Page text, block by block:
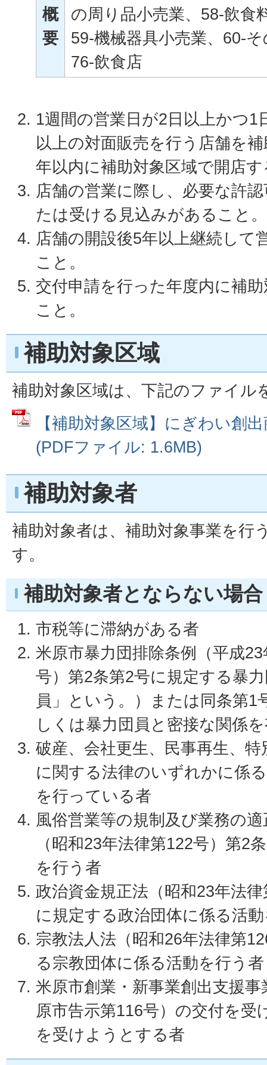
概
要
の周り品小売業、58-飲食
59-機械器具小売業、60-
76-飲食店
1週間の営業日が2日以上かつ1
以上の対面販売を行う店舗を
年以内に補助対象区域で開店
店舗の営業に際し、必要な許
たは受ける見込みがあること。
店舗の開設後5年以上継続して
こと。
交付申請を行った年度内に補
こと。
補助対象区域
補助対象区域は、下記のファイル
【補助対象区域】にぎわい創
(PDFファイル: 1.6MB)
補助対象者
補助対象者は、補助対象事業を行
す。
補助対象者とならない場合
市税等に滞納がある者
米原市暴力団排除条例（平成
号）第2条第2号に規定する暴
員」という。）または同条第1
しくは暴力団員と密接な関係
破産、会社更生、民事再生、
に関する法律のいずれかに係
を行っている者
風俗営業等の規制及び業務の
（昭和23年法律第122号）第2
を行う者
政治資金規正法（昭和23年法
に規定する政治団体に係る活
宗教法人法（昭和26年法律第
る宗教団体に係る活動を行う者
米原市創業・新事業創出支援
原市告示第116号）の交付を受
を受けようとする者